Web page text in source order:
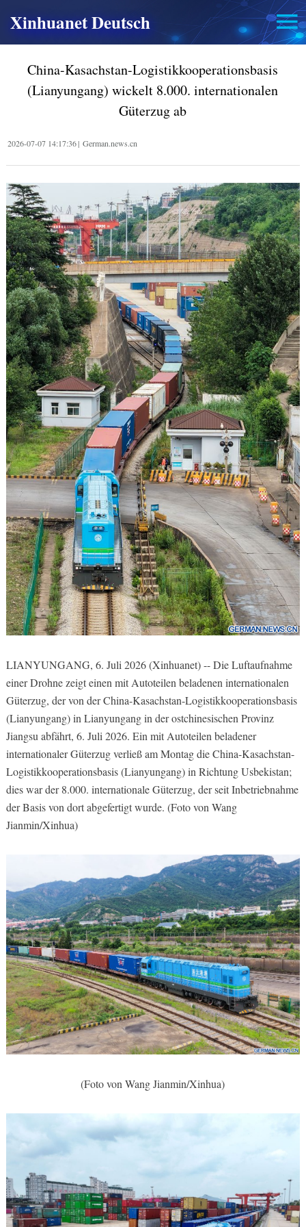
Xinhuanet Deutsch
China-Kasachstan-Logistikkooperationsbasis
(Lianyungang) wickelt 8.000. internationalen
Güterzug ab
2026-07-07 14:17:36| German.news.cn
LIANYUNGANG, 6. Juli 2026 (Xinhuanet) -- Die Luftaufnahme
einer Drohne zeigt einen mit Autoteilen beladenen internationalen
Güterzug, der von der China-Kasachstan-Logistikkooperationsbasis
(Lianyungang) in Lianyungang in der ostchinesischen Provinz
Jiangsu abfährt, 6. Juli 2026. Ein mit Autoteilen beladener
internationaler Güterzug verließ am Montag die China-Kasachstan-
Logistikkooperationsbasis (Lianyungang) in Richtung Usbekistan;
dies war der 8.000. internationale Güterzug, der seit Inbetriebnahme
der Basis von dort abgefertigt wurde. (Foto von Wang
Jianmin/Xinhua)
(Foto von Wang Jianmin/Xinhua)